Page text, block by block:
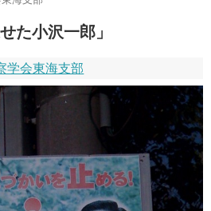
た小沢一郎」
学会東海支部